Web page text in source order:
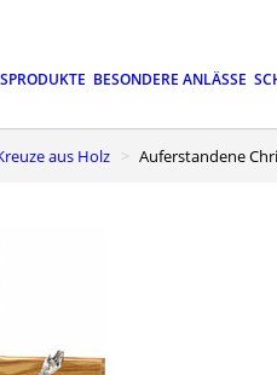
BESONDERE ANLÄSSE
aus Holz Auferstandene